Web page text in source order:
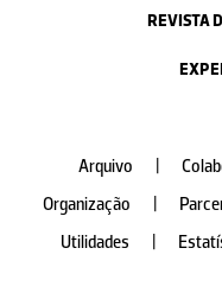
REVISTA
Arquivo
Organização
Utilidades